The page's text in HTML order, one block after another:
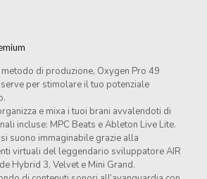
di produzione, Oxygen Pro 49
per stimolare il tuo potenziale
e mixa i tuoi brani avvalendoti di
incluse: MPC Beats e Ableton Live Lite.
suono immaginabile grazie alla
virtuali del leggendario sviluppatore AIR
Hybrid 3, Velvet e Mini Grand.